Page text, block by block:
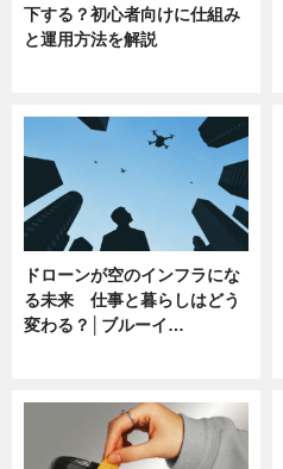
下する？初心者向けに仕組み
と運用方法を解説
ドローンが空のインフラにな
る未来 仕事と暮らしはどう
変わる？│ブルーイ…